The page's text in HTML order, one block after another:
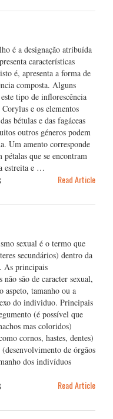
é a designação atribuída
características
é, apresenta a forma de
composta. Alguns
tipo de inflorescência
Corylus e os elementos
bétulas e das fagáceas
outros géneros podem
Um amento corresponde
que se encontram
estreita e …
Read Article
sexual é o termo que
secundários) dentro da
As principais
não são de caracter sexual,
aspeto, tamanho ou a
do individuo. Principais
(é possível que
mas coloridos)
cornos, hastes, dentes)
de órgãos
dos indivíduos
Read Article